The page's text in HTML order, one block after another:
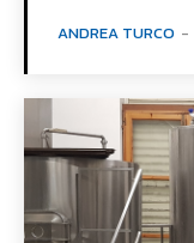
ANDREA TURCO -